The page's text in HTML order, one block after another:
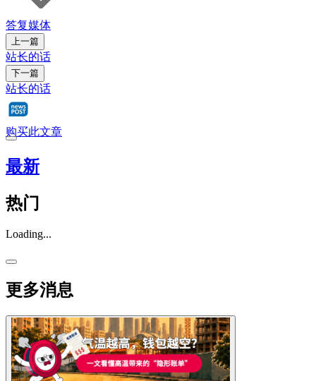
答复媒体
上一篇
站长的话
下一篇
站长的话
购买此文章
最新
热门
Loading...
更多消息